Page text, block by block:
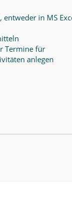
in MS
Termine für
anlegen